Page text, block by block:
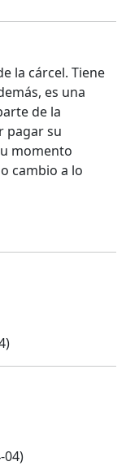
la cárcel. Tiene
es una
de la
pagar su
momento
cambio a lo
04)